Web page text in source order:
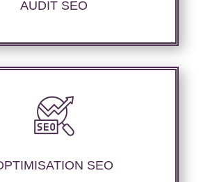
AUDIT SEO
SEO
des services d’optimisation
site internet et d’ajustement de
de référencement.